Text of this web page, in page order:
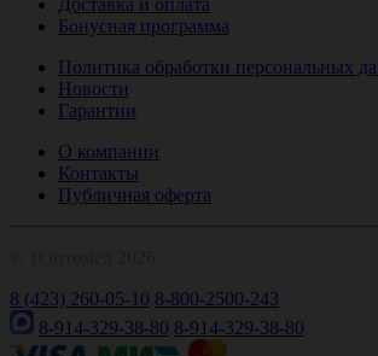
Доставка и оплата
Бонусная программа
Политика обработки персональных
Новости
Гарантии
О компании
Контакты
Публичная оферта
8 (423) 260-05-10 8-800-2500-243
8-914-329-38-80 8-914-329-38-80